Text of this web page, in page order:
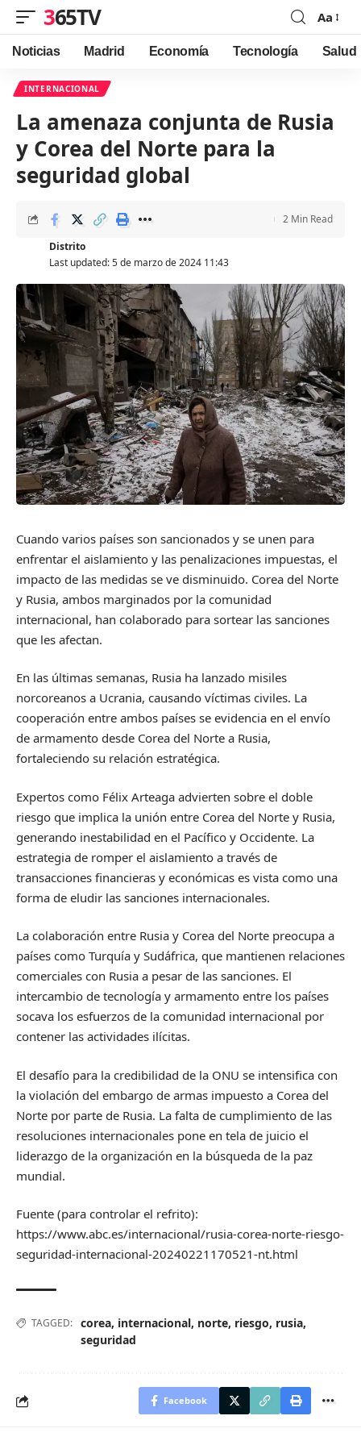
365TV
Font
Resizer
Aa
Noticias Madrid Economía Tecnología Salud
INTERNACIONAL
La amenaza conjunta de Rusia
y Corea del Norte para la
seguridad global
Last updated: 5 de marzo de 2024 11:43
Distrito
2 Min Read
Cuando varios países son sancionados y se unen para
enfrentar el aislamiento y las penalizaciones impuestas, el
impacto de las medidas se ve disminuido. Corea del Norte
y Rusia, ambos marginados por la comunidad
internacional, han colaborado para sortear las sanciones
que les afectan.
En las últimas semanas, Rusia ha lanzado misiles
norcoreanos a Ucrania, causando víctimas civiles. La
cooperación entre ambos países se evidencia en el envío
de armamento desde Corea del Norte a Rusia,
fortaleciendo su relación estratégica.
Expertos como Félix Arteaga advierten sobre el doble
riesgo que implica la unión entre Corea del Norte y Rusia,
generando inestabilidad en el Pacífico y Occidente. La
estrategia de romper el aislamiento a través de
transacciones financieras y económicas es vista como una
forma de eludir las sanciones internacionales.
La colaboración entre Rusia y Corea del Norte preocupa a
países como Turquía y Sudáfrica, que mantienen relaciones
comerciales con Rusia a pesar de las sanciones. El
intercambio de tecnología y armamento entre los países
socava los esfuerzos de la comunidad internacional por
contener las actividades ilícitas.
El desafío para la credibilidad de la ONU se intensifica con
la violación del embargo de armas impuesto a Corea del
Norte por parte de Rusia. La falta de cumplimiento de las
resoluciones internacionales pone en tela de juicio el
liderazgo de la organización en la búsqueda de la paz
mundial.
Fuente (para controlar el refrito):
https://www.abc.es/internacional/rusia-corea-norte-riesgo-
seguridad-internacional-20240221170521-nt.html
TAGGED: corea, internacional, norte, riesgo, rusia,
seguridad
Facebook